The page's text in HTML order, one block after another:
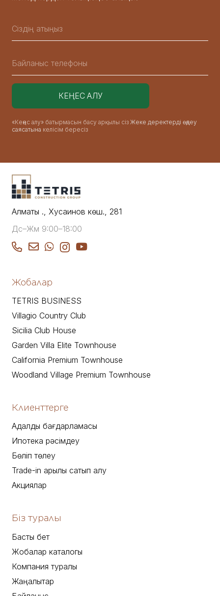
«Кеңес алу» батырмасын басу арқылы сіз Жеке деректерді өңдеу
саясатына келісім бересіз
Алматы қ., Хусаинов көш., 281
Дс–Жм 9:00–18:00
Жобалар
TETRIS BUSINESS
Villagio Country Club
Sicilia Club House
Garden Villa Elite Townhouse
California Premium Townhouse
Woodland Village Premium Townhouse
Клиенттерге
Адалдық бағдарламасы
Ипотека рәсімдеу
Бөліп төлеу
Trade-in арқылы сатып алу
Акциялар
Біз туралы
Басты бет
Жобалар каталогы
Компания туралы
Жаңалықтар